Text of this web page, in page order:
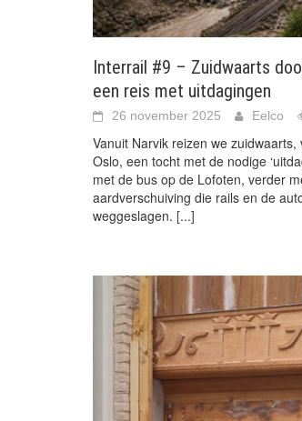
Interrail #9 – Zuidwaarts
een reis met uitdagingen
26 november 2025 Eelco
Vanuit Narvik reizen we
Oslo, een tocht met de nodige
met de bus op de Lofoten, verder
aardverschuiving die rails en de
weggeslagen. [...]